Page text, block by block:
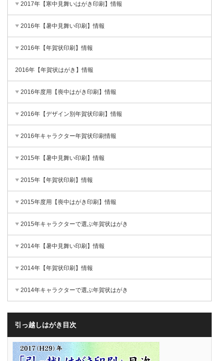
2017年【寒中見舞いはがき印刷】情報
2016年【暑中見舞い印刷】情報
2016年【年賀状印刷】情報
2016年【年賀状はがき】情報
2016年度用【喪中はがき印刷】情報
2016年【デザイン別年賀状印刷】情報
2016年キャラクター年賀状印刷情報
2015年【暑中見舞い印刷】情報
2015年【年賀状印刷】情報
2015年度用【喪中はがき印刷】情報
2015年キャラクターで選ぶ年賀状はがき
2014年【暑中見舞い印刷】情報
2014年【年賀状印刷】情報
2014年キャラクターで選ぶ年賀状はがき
引っ越しはがき目次